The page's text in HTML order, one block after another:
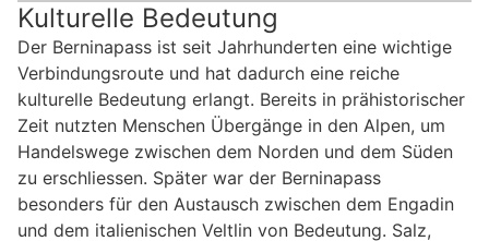
Kulturelle Bedeutung
Der Berninapass ist seit Jahrhunderten eine wichtige
Verbindungsroute und hat dadurch eine reiche
kulturelle Bedeutung erlangt. Bereits in prähistorischer
Zeit nutzten Menschen Übergänge in den Alpen, um
Handelswege zwischen dem Norden und dem Süden
zu erschliessen. Später war der Berninapass
besonders für den Austausch zwischen dem Engadin
und dem italienischen Veltlin von Bedeutung. Salz,